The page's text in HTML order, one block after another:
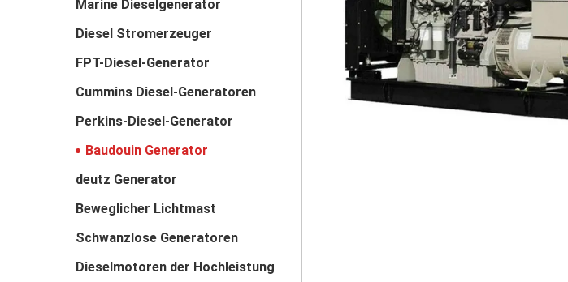
Marine Dieselgenerator
Diesel Stromerzeuger
FPT-Diesel-Generator
Cummins Diesel-Generatoren
Perkins-Diesel-Generator
Baudouin Generator
deutz Generator
Beweglicher Lichtmast
Schwanzlose Generatoren
Dieselmotoren der Hochleistung